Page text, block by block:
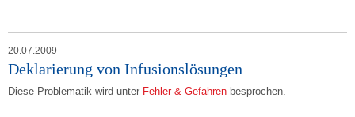
20.07.2009
Deklarierung von Infusionslösungen
Diese Problematik wird unter Fehler & Gefahrenbesprochen.